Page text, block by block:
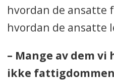
hvordan de ansatte
hvordan de ansatte
– Mange av dem
ikke